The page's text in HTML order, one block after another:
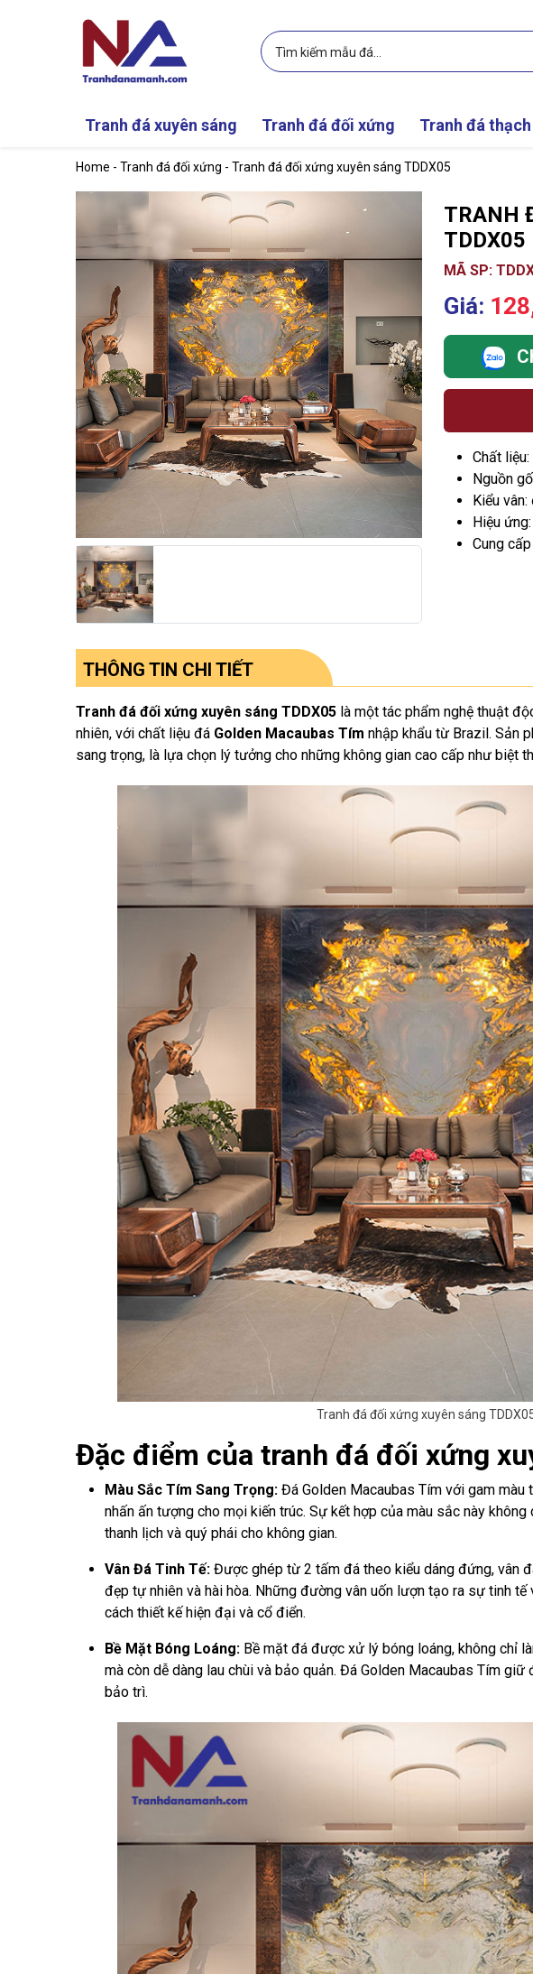
Tranh đá xuyên sáng Tranh đá đối xứng Tranh đá
Home - Tranh đá đối xứng - Tranh đá đối xứng xuyên sáng TDDX05
TRANH
TDDX05
MÃ SP:
Giá:
Chất
Nguồn
Kiểu
Hiệu
Cung
THÔNG TIN CHI TIẾT
Tranh đá đối xứng xuyên sáng TDDX05 là một tác phẩm nghệ thuật
nhiên, với chất liệu đá Golden Macaubas Tím nhập khẩu từ Brazil. Sản
sang trọng, là lựa chọn lý tưởng cho những không gian cao cấp như biệt
Tranh đá đối xứng xuyên sáng
Đặc điểm của tranh đá đối xứng
Màu Sắc Tím Sang Trọng: Đá Golden Macaubas Tím với gam
nhấn ấn tượng cho mọi kiến trúc. Sự kết hợp của màu sắc này
thanh lịch và quý phái cho không gian.
Vân Đá Tinh Tế: Được ghép từ 2 tấm đá theo kiểu dáng đứng, vân
đẹp tự nhiên và hài hòa. Những đường vân uốn lượn tạo ra sự tinh
cách thiết kế hiện đại và cổ điển.
Bề Mặt Bóng Loáng: Bề mặt đá được xử lý bóng loáng, không chỉ
mà còn dễ dàng lau chùi và bảo quản. Đá Golden Macaubas Tím
bảo trì.